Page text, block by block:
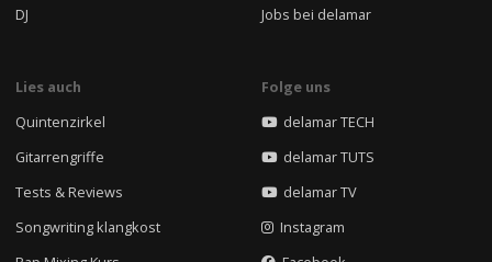
DJ
Jobs bei delamar
Lies auch
Quintenzirkel
Gitarrengriffe
Tests & Reviews
Songwriting klangkost
Folge uns
delamar TECH
delamar TUTS
delamar TV
Instagram